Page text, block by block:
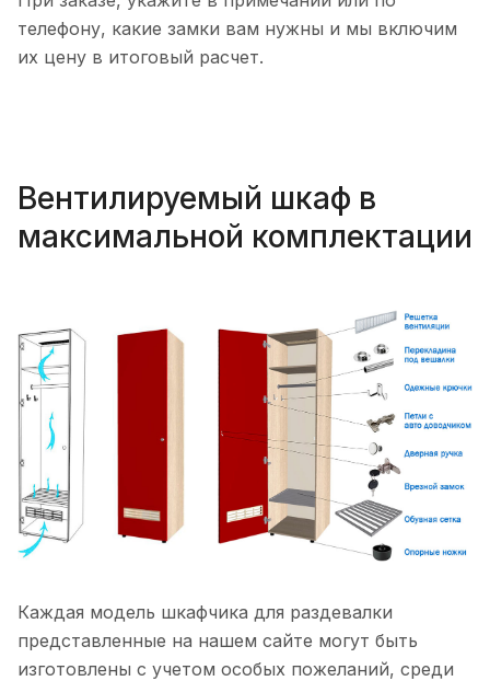
телефону, какие замки вам нужны и мы включим
их цену в итоговый расчет.
Вентилируемый шкаф в
максимальной комплектации
Каждая модель шкафчика для раздевалки
представленные на нашем сайте могут быть
изготовлены с учетом особых пожеланий, среди